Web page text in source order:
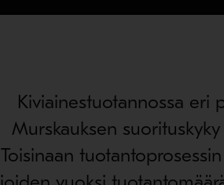
Kiviainestuotannossa eri
Murskauksen
Toisinaan